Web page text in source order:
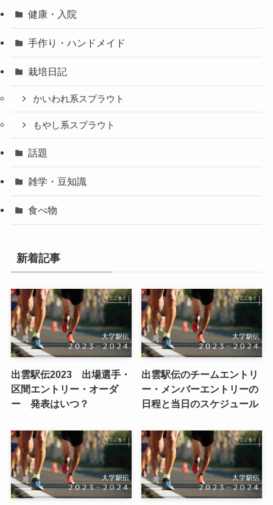
健康・入院
手作り・ハンドメイド
栽培日記
かいわれ系スプラウト
もやし系スプラウト
話題
雑学・豆知識
食べ物
新着記事
出雲駅伝2023 出場選手・
区間エントリー・オーダ
ー 発表はいつ？
出雲駅伝のチームエントリ
ー・メンバーエントリーの
日程と当日のスケジュール